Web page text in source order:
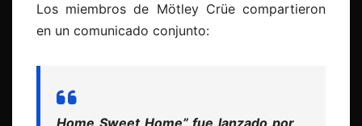
Los miembros de Mötley Crüe compartieron
en un comunicado conjunto: